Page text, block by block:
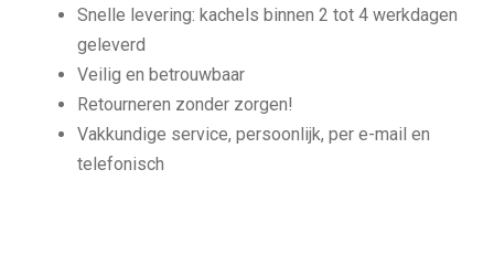
Snelle levering: kachels binnen 2 tot 4 werkdagen
geleverd
Veilig en betrouwbaar
Retourneren zonder zorgen!
Vakkundige service, persoonlijk, per e-mail en
telefonisch